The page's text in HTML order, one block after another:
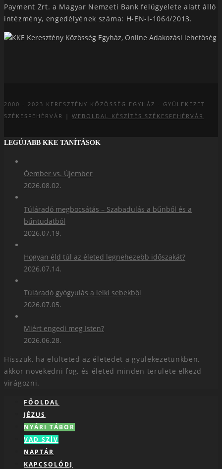
Payment Zrt. a Magyar Nemzeti Bank felügyelete alatt álló
intézmény, engedélyének száma: H-EN-I-1064/2013.
2000 - 2023 KERESZTÉNY KÖZÖSSÉG EGYHÁZ - GYÜLEKEZET
SZÉKESFEHÉRVÁR | WEBOLDAL KÉSZÍTÉS SZÉKESFEHÉRVÁR
LEGÚJABB KKE TANÍTÁSOK
Óember vs. Újember
2026.08.02.
Túláradó megbocsátás – Szabadulás a bűnből és a
bűntudatból
2026.07.19.
Hogyan éld túl az életed legnehezebb időszakát?
2026.07.14.
Túláradó gyógyulás a lelki sebekből
2026.07.05.
Miért engedi meg Isten?
2026.06.28.
Hisszük, ha elülteted az életedet a gyülekezetünkben,
akkor növekedni fog, és életed minden területe elkezd
virágozni.
FŐOLDAL
JÉZUS
NYÁRI TÁBOR
VAD SZÍV
NAPTÁR
KAPCSOLÓDJ